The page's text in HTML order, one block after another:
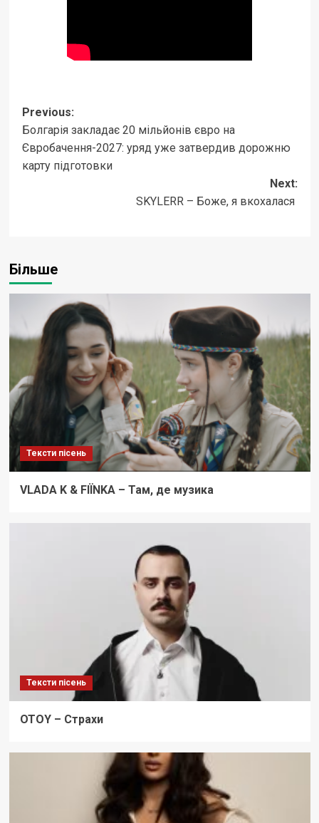
Post
navigation
Previous:
Болгарія закладає 20 мільйонів євро на
Євробачення-2027: уряд уже затвердив дорожню
карту підготовки
Next:
SKYLERR – Боже, я вкохалася
Більше
Тексти пісень
VLADA K & FIÏNKA – Там, де музика
Тексти пісень
OTOY – Страхи